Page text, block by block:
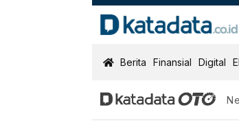
KatadataOTO
Berita Finansial Digital